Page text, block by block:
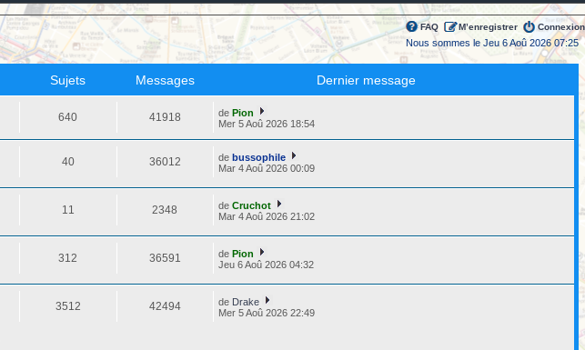
FAQ M’enregistrer Connexion
Nous sommes le Jeu 6 Aoû 2026 07:25
Sujets Messages Dernier message
640 41918 dePion
Mer 5 Aoû 2026 18:54
40 36012 debussophile
Mar 4 Aoû 2026 00:09
11 2348 deCruchot
Mar 4 Aoû 2026 21:02
312 36591 dePion
Jeu 6 Aoû 2026 04:32
3512 42494 de Drake
Mer 5 Aoû 2026 22:49